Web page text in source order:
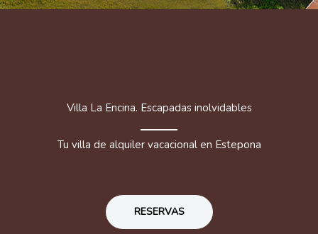
Villa La Encina. Escapadas inolvidables
Tu villa de alquiler vacacional en Estepona
RESERVAS